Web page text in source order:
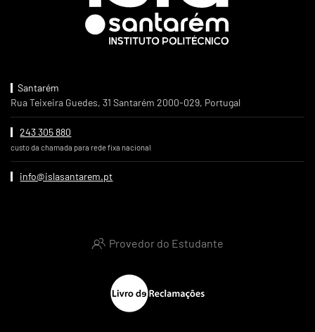
Santarém
Rua Teixeira Guedes, 31 Santarém 2000-029, Portugal
243 305 880
custo da chamada para rede fixa nacional
info@islasantarem.pt
Provedor do Estudante